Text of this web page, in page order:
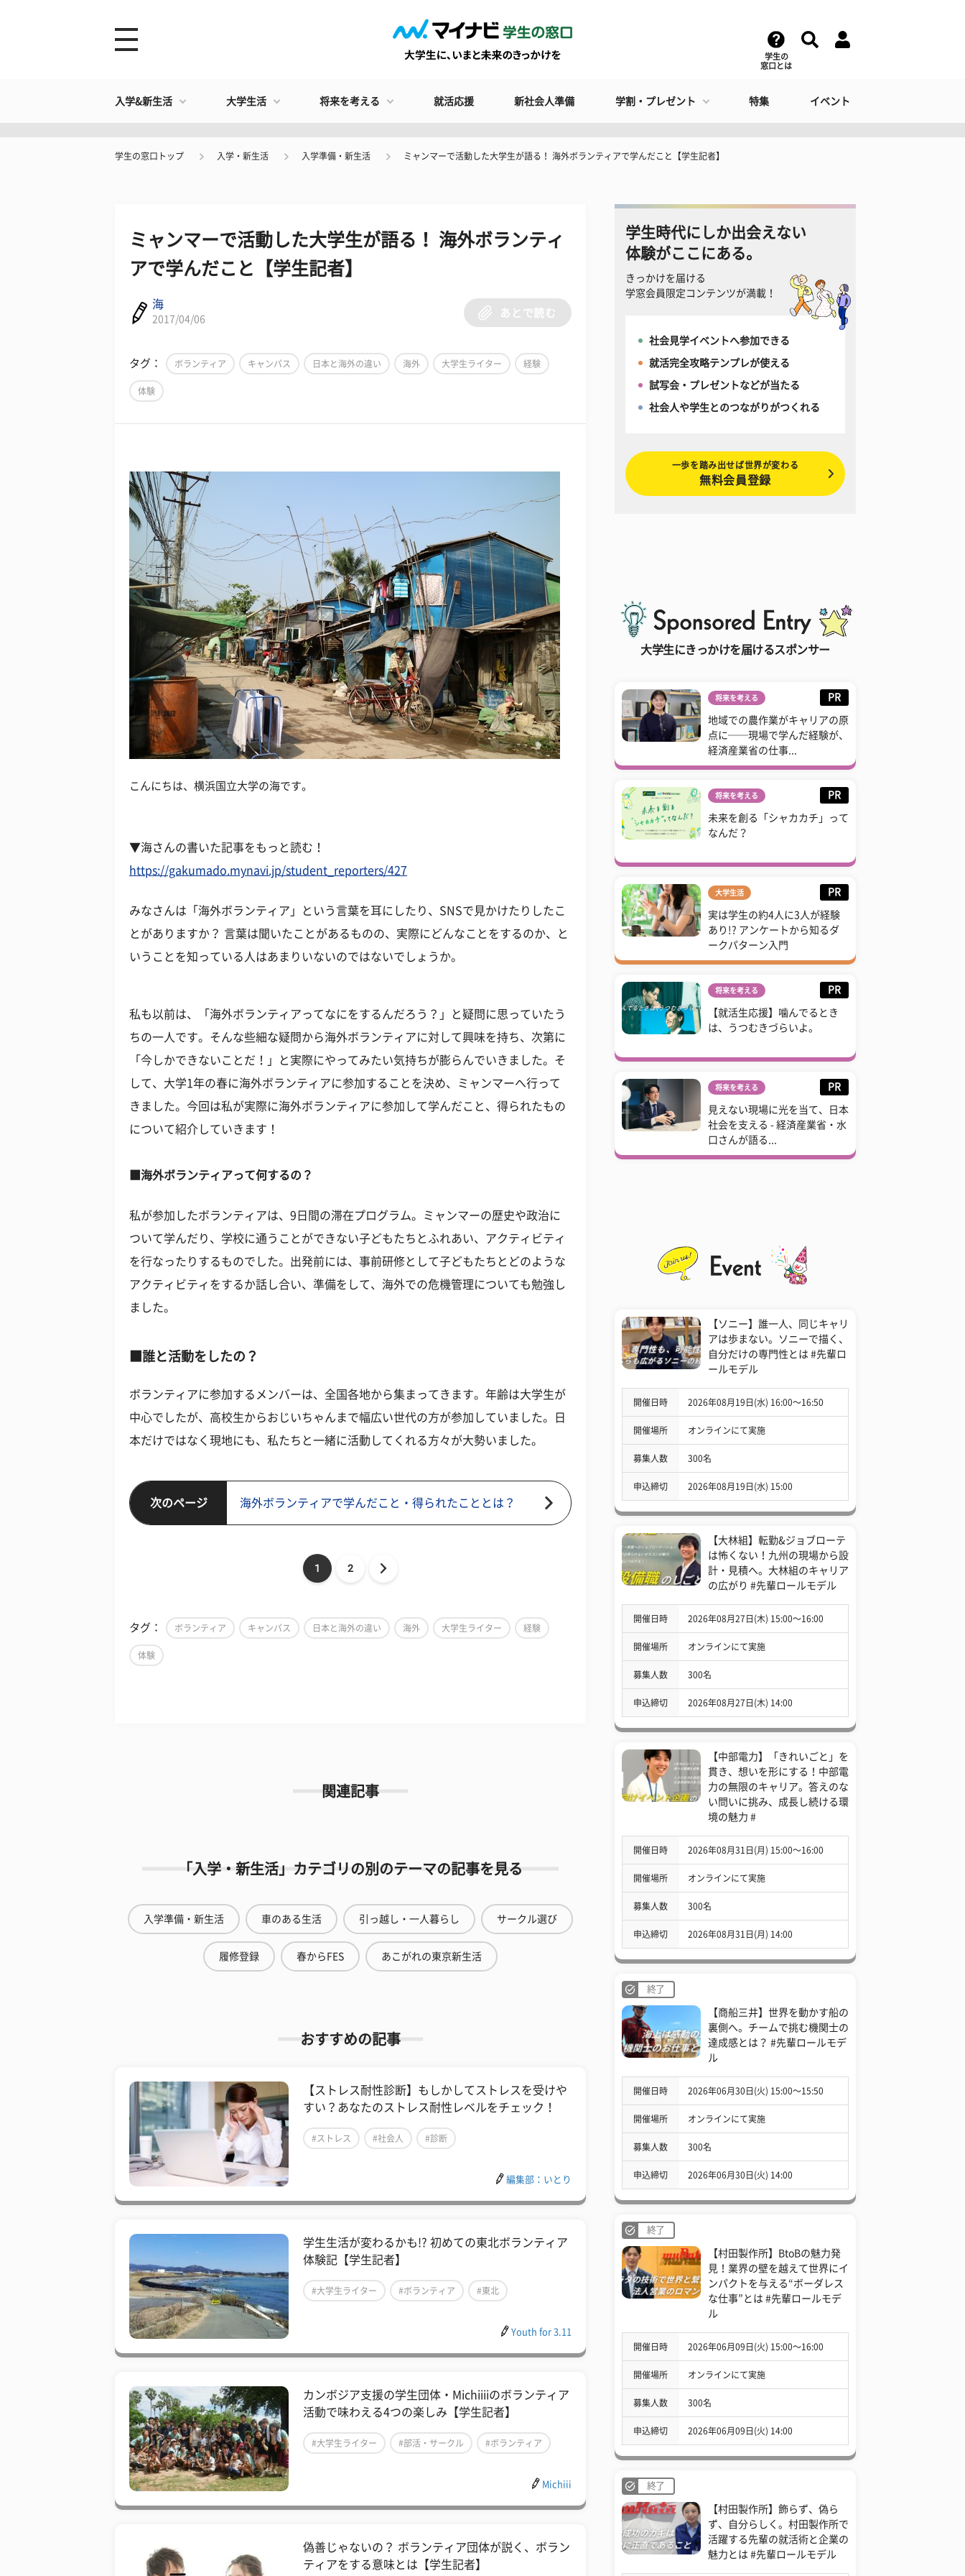
学生の
窓口とは
入学&新生活 大学生活 将来を考える 就活応援 新社会人準備 学割・プレゼント 特集 イベント
学生の窓口トップ 入学・新生活 入学準備・新生活 ミャンマーで活動した大学生が語る！ 海外ボランティアで学んだこと【学生記者】
ミャンマーで活動した大学生が語る！ 海外ボランティ
アで学んだこと【学生記者】
海
2017/04/06
あとで読む
タグ： ボランティア キャンパス 日本と海外の違い 海外 大学生ライター 経験
体験
こんにちは、横浜国立大学の海です。
▼海さんの書いた記事をもっと読む！
https://gakumado.mynavi.jp/student_reporters/427
みなさんは「海外ボランティア」という言葉を耳にしたり、SNSで見かけたりしたこ
とがありますか？ 言葉は聞いたことがあるものの、実際にどんなことをするのか、と
いうことを知っている人はあまりいないのではないでしょうか。
私も以前は、「海外ボランティアってなにをするんだろう？」と疑問に思っていたう
ちの一人です。そんな些細な疑問から海外ボランティアに対して興味を持ち、次第に
「今しかできないことだ！」と実際にやってみたい気持ちが膨らんでいきました。そ
して、大学1年の春に海外ボランティアに参加することを決め、ミャンマーへ行って
きました。今回は私が実際に海外ボランティアに参加して学んだこと、得られたもの
について紹介していきます！
■海外ボランティアって何するの？
私が参加したボランティアは、9日間の滞在プログラム。ミャンマーの歴史や政治に
ついて学んだり、学校に通うことができない子どもたちとふれあい、アクティビティ
を行なったりするものでした。出発前には、事前研修として子どもたちとどのような
アクティビティをするか話し合い、準備をして、海外での危機管理についても勉強し
ました。
■誰と活動をしたの？
ボランティアに参加するメンバーは、全国各地から集まってきます。年齢は大学生が
中心でしたが、高校生からおじいちゃんまで幅広い世代の方が参加していました。日
本だけではなく現地にも、私たちと一緒に活動してくれる方々が大勢いました。
次のページ 海外ボランティアで学んだこと・得られたこととは？
1 2
タグ： ボランティア キャンパス 日本と海外の違い 海外 大学生ライター 経験
体験
関連記事
「入学・新生活」カテゴリの別のテーマの記事を見る
入学準備・新生活 車のある生活 引っ越し・一人暮らし サークル選び
履修登録 春からFES あこがれの東京新生活
おすすめの記事
【ストレス耐性診断】もしかしてストレスを受けや
すい？あなたのストレス耐性レベルをチェック！
#ストレス #社会人 #診断
編集部：いとり
学生生活が変わるかも!? 初めての東北ボランティア
体験記【学生記者】
#大学生ライター #ボランティア #東北
Youth for 3.11
カンボジア支援の学生団体・Michiiiiのボランティア
活動で味わえる4つの楽しみ【学生記者】
#大学生ライター #部活・サークル #ボランティア
Michiii
偽善じゃないの？ ボランティア団体が説く、ボラン
ティアをする意味とは【学生記者】
学生時代にしか出会えない
体験がここにある。
きっかけを届ける
学窓会員限定コンテンツが満載！
社会見学イベントへ参加できる
就活完全攻略テンプレが使える
試写会・プレゼントなどが当たる
社会人や学生とのつながりがつくれる
一歩を踏み出せば世界が変わる
無料会員登録
大学生にきっかけを届けるスポンサー
将来を考える PR
地域での農作業がキャリアの原
点に──現場で学んだ経験が、
経済産業省の仕事...
将来を考える PR
未来を創る「シャカカチ」って
なんだ？
大学生活 PR
実は学生の約4人に3人が経験
あり!? アンケートから知るダ
ークパターン入門
将来を考える PR
【就活生応援】噛んでるとき
は、うつむきづらいよ。
将来を考える PR
見えない現場に光を当て、日本
社会を支える - 経済産業省・水
口さんが語る...
【ソニー】誰一人、同じキャリ
アは歩まない。ソニーで描く、
自分だけの専門性とは #先輩ロ
ールモデル
開催日時 2026年08月19日(水) 16:00〜16:50
開催場所 オンラインにて実施
募集人数 300名
申込締切 2026年08月19日(水) 15:00
【大林組】転勤&ジョブローテ
は怖くない！九州の現場から設
計・見積へ。大林組のキャリア
の広がり #先輩ロールモデル
開催日時 2026年08月27日(木) 15:00〜16:00
開催場所 オンラインにて実施
募集人数 300名
申込締切 2026年08月27日(木) 14:00
【中部電力】「きれいごと」を
貫き、想いを形にする！中部電
力の無限のキャリア。答えのな
い問いに挑み、成長し続ける環
境の魅力 #
開催日時 2026年08月31日(月) 15:00〜16:00
開催場所 オンラインにて実施
募集人数 300名
申込締切 2026年08月31日(月) 14:00
終了
【商船三井】世界を動かす船の
裏側へ。チームで挑む機関士の
達成感とは？ #先輩ロールモデ
ル
開催日時 2026年06月30日(火) 15:00〜15:50
開催場所 オンラインにて実施
募集人数 300名
申込締切 2026年06月30日(火) 14:00
終了
【村田製作所】BtoBの魅力発
見！業界の壁を越えて世界にイ
ンパクトを与える“ボーダレス
な仕事”とは #先輩ロールモデ
ル
開催日時 2026年06月09日(火) 15:00〜16:00
開催場所 オンラインにて実施
募集人数 300名
申込締切 2026年06月09日(火) 14:00
終了
【村田製作所】飾らず、偽ら
ず、自分らしく。村田製作所で
活躍する先輩の就活術と企業の
魅力とは #先輩ロールモデル